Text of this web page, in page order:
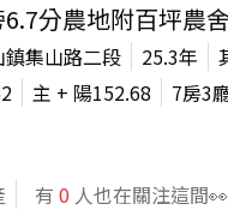
分農地附百坪農舍
集山路二段 25.3年
主 + 陽152.68 7房3
有 0 人也在關注這間👀